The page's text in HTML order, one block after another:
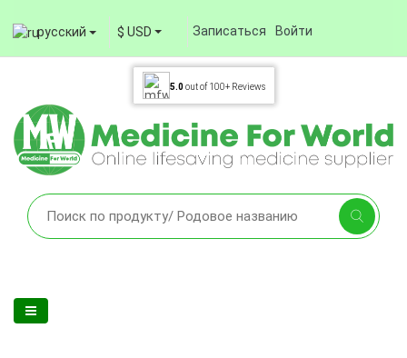
русский $ USD Записаться Войти
5.0out of 100+ Reviews